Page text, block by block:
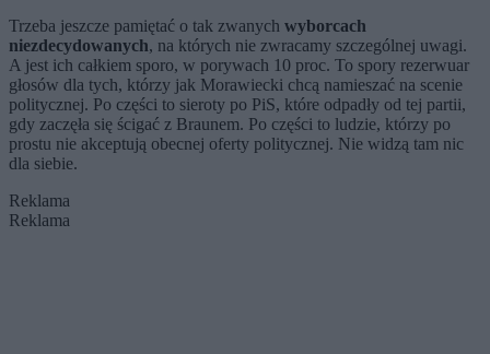
Trzeba jeszcze pamiętać o tak zwanych wyborcach
niezdecydowanych, na których nie zwracamy szczególnej uwagi.
A jest ich całkiem sporo, w porywach 10 proc. To spory rezerwuar
głosów dla tych, którzy jak Morawiecki chcą namieszać na scenie
politycznej. Po części to sieroty po PiS, które odpadły od tej partii,
gdy zaczęła się ścigać z Braunem. Po części to ludzie, którzy po
prostu nie akceptują obecnej oferty politycznej. Nie widzą tam nic
dla siebie.
Reklama
Reklama